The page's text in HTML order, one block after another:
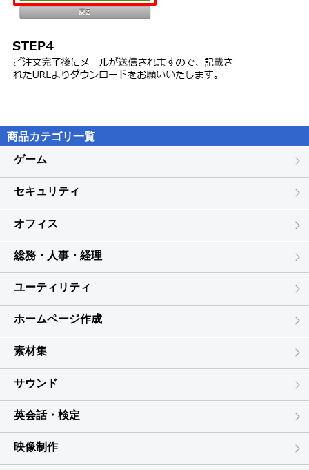
許された範囲を超えて本件コンテンツを複製、翻案、翻訳、転載、
頒布、公衆送信（送信可能化を含む）その他一切の利用をしてはな
３．ロゴヴィスタは、本件コンテンツの著作権保護を目的として、
本件コンテンツを複製、印刷等できる範囲や回数等につき一定の技
術的制限を設けることがあります。ただし、これは、当該技術的制
らず、お客様は、あくまで前項の範囲内に限って本件コンテンツを
利用することができるものとします。
第５条（禁止事項）
除き、以下の行為を行ってはならないものとします。
(1) 本製品の全部または一部の複製、翻案、公衆送信（送信可能化
を含む）、貸与、譲渡、レンタル、疑似レンタル行為、再使用許
諾、中古品取引
(2) 本ソフトウェアの解析、リバースエンジニアリング、逆コンパ
(3) １台のコンピュータを同時に使用または共有可能なシステムに
(4) ネットワークを経由して第三者に本ソフトウェアを使用させる
こと
こと
(6) 本ソフトウェアを有償で第三者に使用させること、及び本ソフ
トウェアを商用サービスに組み込むこと
(7) ロゴヴィスタからお客様に提供する顧客や製品の識別情報（ユ
ーザーID、シリアル番号等）の第三者への開示、提供
な制限を解除・無効化する行為、当該行為の方法の公開、または前
商品カテゴリ一覧
ゲーム
セキュリティ
オフィス
総務・人事・経理
ユーティリティ
ホームページ作成
素材集
サウンド
英会話・検定
映像制作